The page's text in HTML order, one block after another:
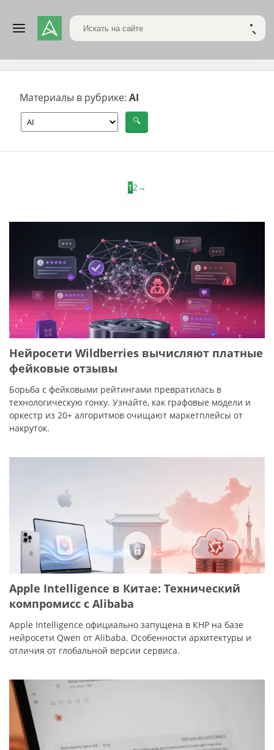
Поиск по сайту
Материалы в рубрике: AI
12→
Нейросети Wildberries вычисляют платные
фейковые отзывы
Борьба с фейковыми рейтингами превратилась в
технологическую гонку. Узнайте, как графовые модели и
оркестр из 20+ алгоритмов очищают маркетплейсы от
накруток.
Apple Intelligence в Китае: Технический
компромисс с Alibaba
Apple Intelligence официально запущена в КНР на базе
нейросети Qwen от Alibaba. Особенности архитектуры и
отличия от глобальной версии сервиса.